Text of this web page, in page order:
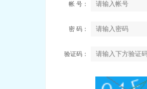
帐 号：
密 码：
验证码：